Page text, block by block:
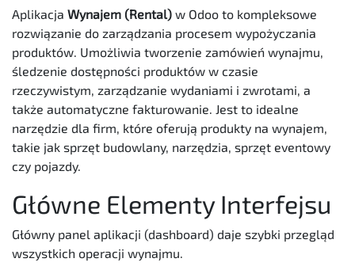
Aplikacja Wynajem (Rental) w Odoo to kompleksowe
rozwiązanie do zarządzania procesem wypożyczania
produktów. Umożliwia tworzenie zamówień wynajmu,
śledzenie dostępności produktów w czasie
rzeczywistym, zarządzanie wydaniami i zwrotami, a
także automatyczne fakturowanie. Jest to idealne
narzędzie dla firm, które oferują produkty na wynajem,
takie jak sprzęt budowlany, narzędzia, sprzęt eventowy
czy pojazdy.
Główne Elementy Interfejsu
Główny panel aplikacji (dashboard) daje szybki przegląd
wszystkich operacji wynajmu.